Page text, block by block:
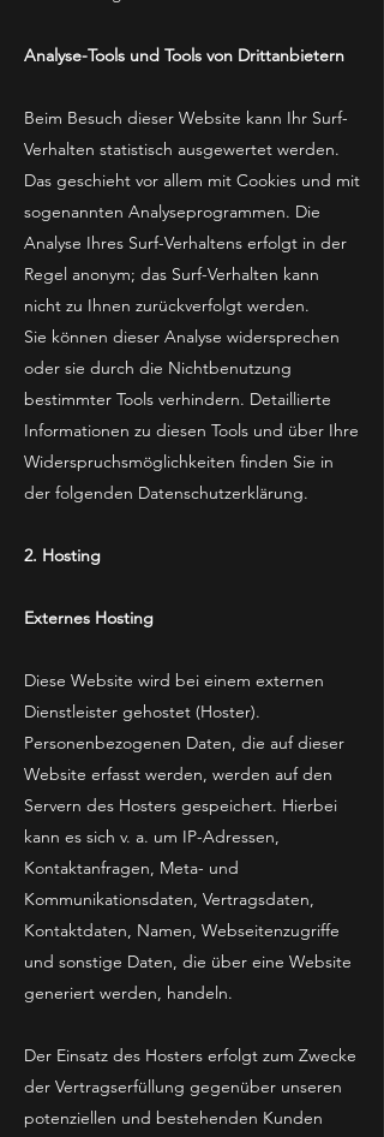
Analyse-Tools und Tools von Drittanbietern
Beim Besuch dieser Website kann Ihr Surf-
Verhalten statistisch ausgewertet werden.
Das geschieht vor allem mit Cookies und mit
sogenannten Analyseprogrammen. Die
Analyse Ihres Surf-Verhaltens erfolgt in der
Regel anonym; das Surf-Verhalten kann
nicht zu Ihnen zurückverfolgt werden.
Sie können dieser Analyse widersprechen
oder sie durch die Nichtbenutzung
bestimmter Tools verhindern. Detaillierte
Informationen zu diesen Tools und über Ihre
Widerspruchsmöglichkeiten finden Sie in
der folgenden Datenschutzerklärung.
2. Hosting
Externes Hosting
Diese Website wird bei einem externen
Dienstleister gehostet (Hoster).
Personenbezogenen Daten, die auf dieser
Website erfasst werden, werden auf den
Servern des Hosters gespeichert. Hierbei
kann es sich v. a. um IP-Adressen,
Kontaktanfragen, Meta- und
Kommunikationsdaten, Vertragsdaten,
Kontaktdaten, Namen, Webseitenzugriffe
und sonstige Daten, die über eine Website
generiert werden, handeln.
Der Einsatz des Hosters erfolgt zum Zwecke
der Vertragserfüllung gegenüber unseren
potenziellen und bestehenden Kunden